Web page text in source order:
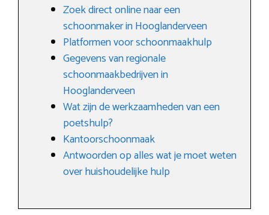
Zoek direct online naar een
schoonmaker in Hooglanderveen
Platformen voor schoonmaakhulp
Gegevens van regionale
schoonmaakbedrijven in
Hooglanderveen
Wat zijn de werkzaamheden van een
poetshulp?
Kantoorschoonmaak
Antwoorden op alles wat je moet weten
over huishoudelijke hulp